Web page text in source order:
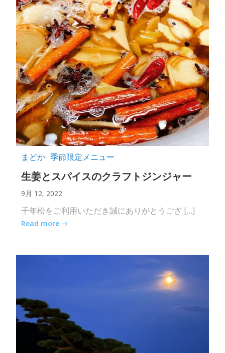
まどか 季節限定メニュー
生姜とスパイスのクラフトジンジャー
9月 12, 2022
千年松をご利用いただき誠にありがとうござ […]
Read more